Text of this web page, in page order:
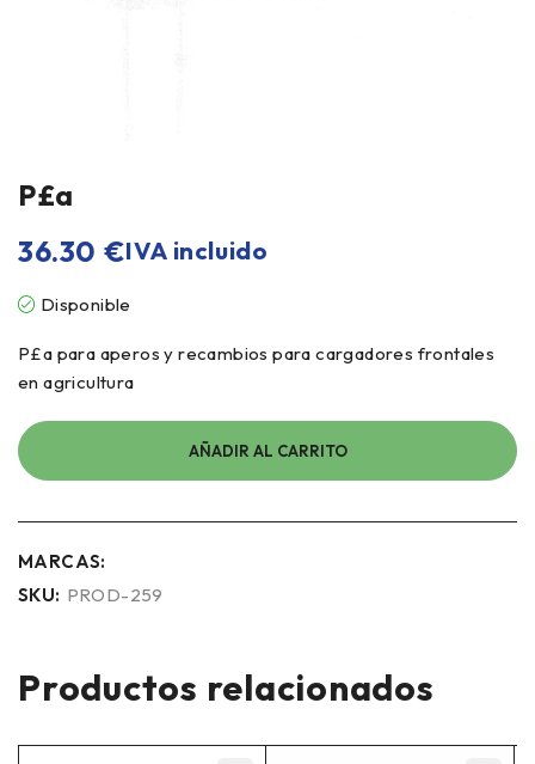
P£a
36.30 €IVA incluido
Disponible
P£a para aperos y recambios para cargadores frontales
en agricultura
AÑADIR AL CARRITO
MARCAS:
SKU: PROD-259
Productos relacionados